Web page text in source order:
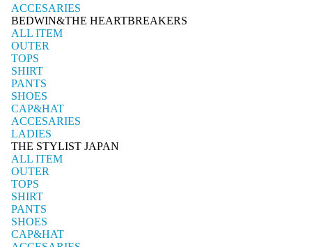
ACCESARIES
BEDWIN&THE HEARTBREAKERS
ALL ITEM
OUTER
TOPS
SHIRT
PANTS
SHOES
CAP&HAT
ACCESARIES
LADIES
THE STYLIST JAPAN
ALL ITEM
OUTER
TOPS
SHIRT
PANTS
SHOES
CAP&HAT